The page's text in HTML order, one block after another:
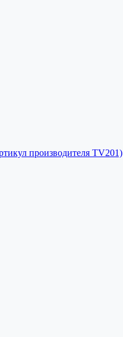
производителя TV201)